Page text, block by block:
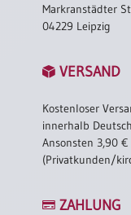
Markranstädter
04229 Leipzig
VERSAND
Kostenloser
innerhalb
Ansonsten 3,90
(Privatkunden/
ZAHLUNG